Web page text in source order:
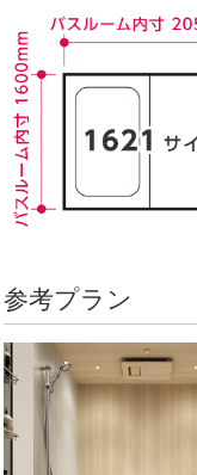
参考プラン